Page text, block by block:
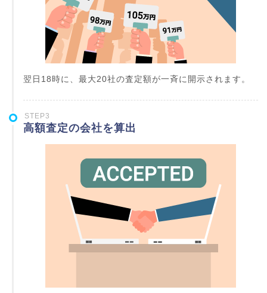
翌日18時に、最大20社の査定額が一斉に開示されます。
STEP3
高額査定の会社を算出